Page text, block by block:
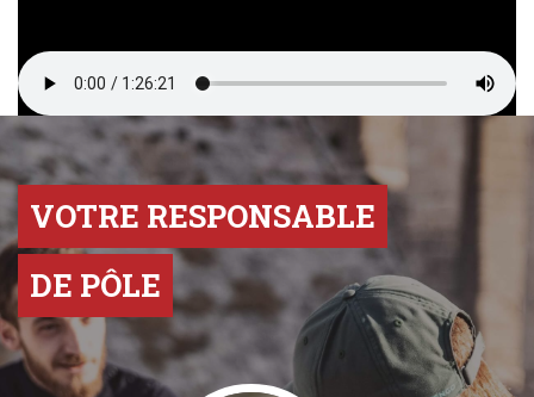
VOTRE RESPONSABLE
DE PÔLE